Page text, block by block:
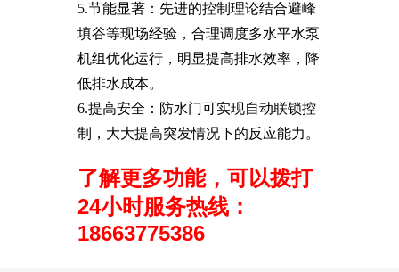
5.节能显著：先进的控制理论结合避峰
填谷等现场经验，合理调度多水平水泵
机组优化运行，明显提高排水效率，降
低排水成本。
6.提高安全：防水门可实现自动联锁控
制，大大提高突发情况下的反应能力。
了解更多功能，可以拨打
24小时服务热线：
18663775386